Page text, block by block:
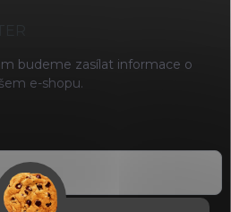
budeme zasílat informace o
e-shopu.